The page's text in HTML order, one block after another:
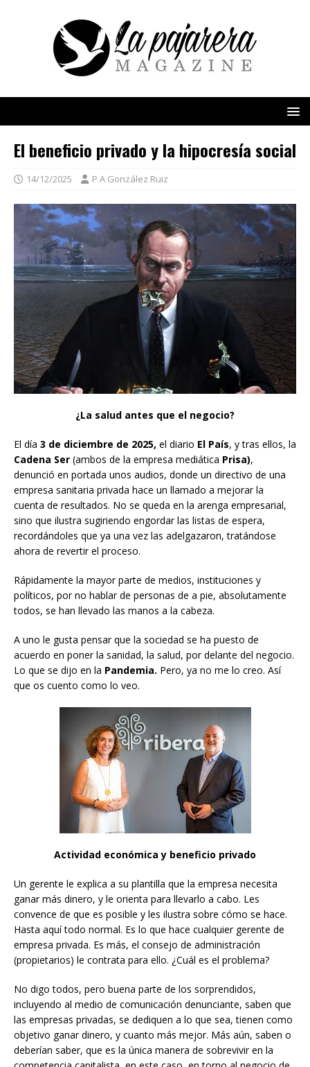
El beneficio privado y la hipocresía social
14/12/2025 P A González Ruiz
¿La salud antes que el negocio?
El día 3 de diciembre de 2025, el diario El País, y tras ellos, la
Cadena Ser (ambos de la empresa mediática Prisa),
denunció en portada unos audios, donde un directivo de una
empresa sanitaria privada hace un llamado a mejorar la
cuenta de resultados. No se queda en la arenga empresarial,
sino que ilustra sugiriendo engordar las listas de espera,
recordándoles que ya una vez las adelgazaron, tratándose
ahora de revertir el proceso.
Rápidamente la mayor parte de medios, instituciones y
políticos, por no hablar de personas de a pie, absolutamente
todos, se han llevado las manos a la cabeza.
A uno le gusta pensar que la sociedad se ha puesto de
acuerdo en poner la sanidad, la salud, por delante del negocio.
Lo que se dijo en la Pandemia. Pero, ya no me lo creo. Así
que os cuento como lo veo.
Actividad económica y beneficio privado
Un gerente le explica a su plantilla que la empresa necesita
ganar más dinero, y le orienta para llevarlo a cabo. Les
convence de que es posible y les ilustra sobre cómo se hace.
Hasta aquí todo normal. Es lo que hace cualquier gerente de
empresa privada. Es más, el consejo de administración
(propietarios) le contrata para ello. ¿Cuál es el problema?
No digo todos, pero buena parte de los sorprendidos,
incluyendo al medio de comunicación denunciante, saben que
las empresas privadas, se dediquen a lo que sea, tienen como
objetivo ganar dinero, y cuanto más mejor. Más aún, saben o
deberían saber, que es la única manera de sobrevivir en la